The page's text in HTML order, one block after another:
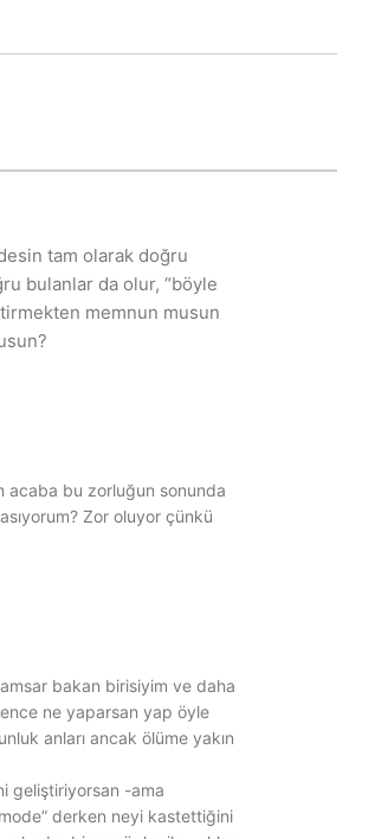
tam olarak doğru
bulanlar da olur, “böyle
memnun musun
acaba bu zorluğun sonunda
Zor oluyor çünkü
bakan birisiyim ve daha
ne yaparsan yap öyle
anları ancak ölüme yakın
geliştiriyorsan -ama
derken neyi kastettiğini